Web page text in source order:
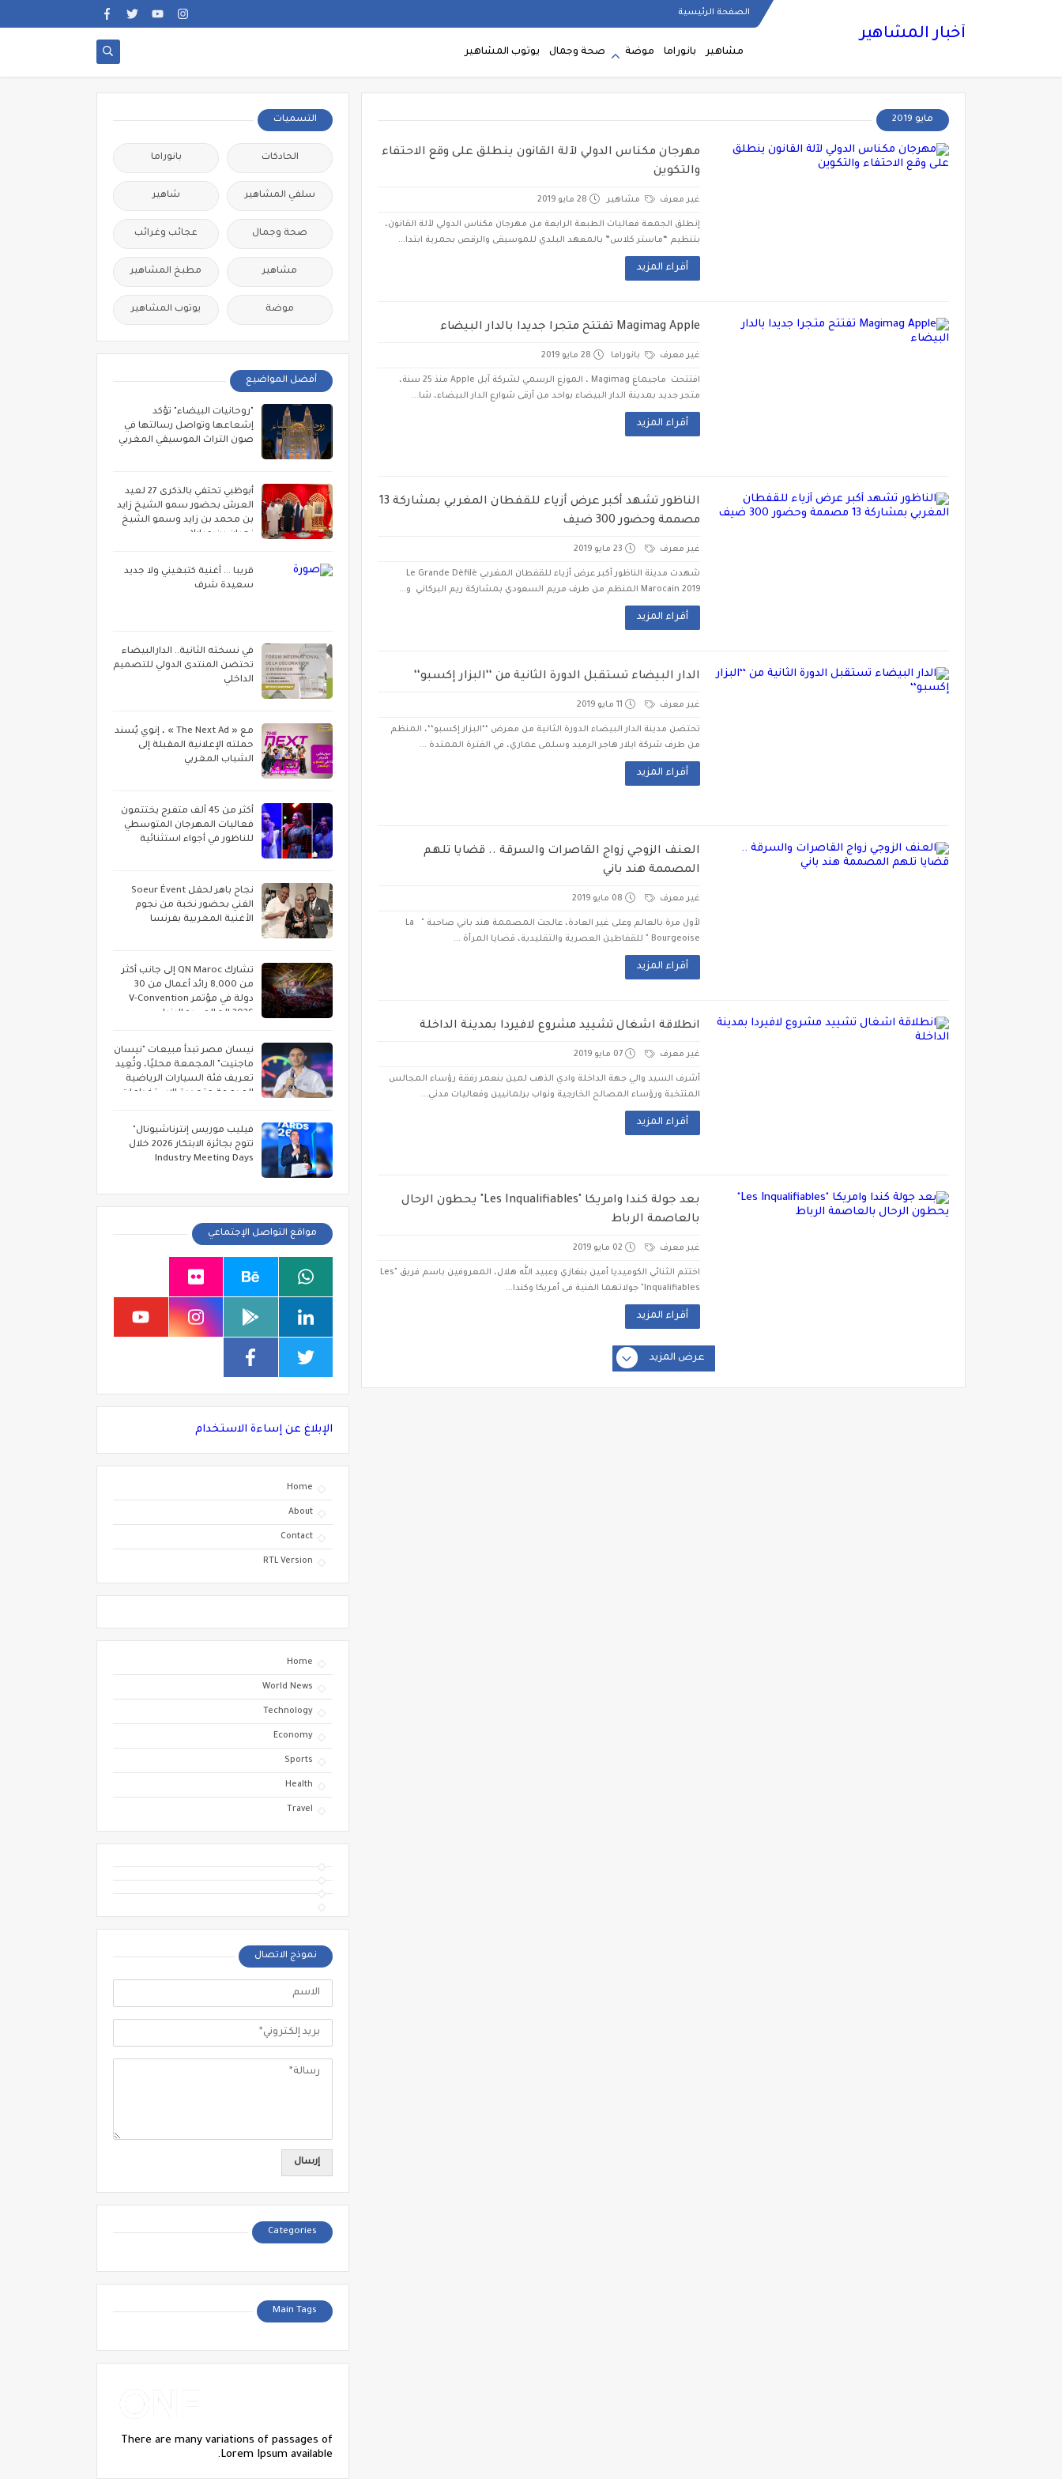
الصفحة الرئيسية
أخبار المشاهير
مشاهير بانوراما موضة صحة وجمال يوتوب المشاهير
مايو 2019
مهرجان مكناس الدولي لآلة القانون ينطلق على وقع الاحتفاء
والتكوين
غير معرف مشاهير 28 مايو 2019
إنطلق الجمعة فعاليات الطبعة الرابعة من مهرجان مكناس الدولي لآلة القانون،
بتنظيم “ماستر كلاس” بالمعهد البلدي للموسيقى والرقص بحمرية ابتدا...
أقراء المزيد
Magimag Apple تفتتح متجرا جديدا بالدار البيضاء
غير معرف بانوراما 28 مايو 2019
افتتحت ماجيماغ Magimag ، الموزع الرسمي لشركة آبل Apple منذ 25 سنة،
متجر جديد بمدينة الدار البيضاء بواحد من أرقى شوارع الدار البيضاء، شا...
أقراء المزيد
الناظور تشهد أكبر عرض أزياء للقفطان المغربي بمشاركة 13
مصممة وحضور 300 ضيف
غير معرف 23 مايو 2019
شهدت مدينة الناظور أكبر عرض أزياء للقفطان المغربي Le Grande Dèfilè
Marocain 2019 المنظم من طرف مريم السعودي بمشاركة ريم البركاني و...
أقراء المزيد
الدار البيضاء تستقبل الدورة الثانية من ‘‘البزار إكسبو‘‘
غير معرف 11 مايو 2019
تحتضن مدينة الدار البيضاء الدورة الثانية من معرض ‘‘البزار إكسبو‘‘، المنظم
من طرف شركة ايلار هاجر الرميد وسلمى عماري، في الفترة الممتدة ...
أقراء المزيد
العنف الزوجي زواج القاصرات والسرقة .. قضايا تلهم
المصممة هند باني
غير معرف 08 مايو 2019
لأول مرة بالعالم وعلى غير العادة، عالجت المصممة هند باني صاحبة " La
Bourgeoise " للقفاطين العصرية والتقليدية، قضايا المرأة ...
أقراء المزيد
انطلاقة اشغال تشييد مشروع لافيردا بمدينة الداخلة
غير معرف 07 مايو 2019
أشرف السيد والي جهة الداخلة وادي الذهب لمين بنعمر رفقة رؤساء المجالس
المنتخبة ورؤساء المصالح الخارجية ونواب برلمانيين وفعاليات مدني...
أقراء المزيد
بعد جولة كندا وامريكا "Les Inqualifiables" يحطون الرحال
بالعاصمة الرباط
غير معرف 02 مايو 2019
اختتم الثنائي الكوميديا أمين بنغازي وعبيد الله هلال، المعروفين باسم فريق "Les
Inqualifiables" جولاتهما الفنية فى أمريكا وكندا...
أقراء المزيد
عرض المزيد
التسميات
الحادكات بانوراما
سلفي المشاهير شاهير
صحة وجمال عجائب وغرائب
مشاهير مطبخ المشاهير
موضة يوتوب المشاهير
أفضل المواضيع
"روحانيات البيضاء" تؤكد
إشعاعها وتواصل رسالتها في
صون التراث الموسيقي المغربي
أبوظبي تحتفي بالذكرى 27 لعيد
العرش بحضور سمو الشيخ زايد
بن محمد بن زايد وسمو الشيخ
نهيان بن مبارك
قريبا ... أغنية كتبغيني ولا جديد
سعيدة شرف
في نسخته الثانية.. الدارالبيضاء
تحتضن المنتدى الدولي للتصميم
الداخلي
مع « The Next Ad » ، إنوي يُسند
حملته الإعلانية المقبلة إلى
الشباب المغربي
أكثر من 45 ألف متفرج يختتمون
فعاليات المهرجان المتوسطي
للناظور في أجواء استثنائية
نجاح باهر لحفل Soeur Évent
الفني بحضور نخبة من نجوم
الأغنية المغربية بفرنسا
تشارك QN Maroc إلى جانب أكثر
من 8,000 رائد أعمال من 30
دولة في مؤتمر V-Convention
2026 العالمي بماليزيا
نيسان مصر تبدأ مبيعات "نيسان
ماجنيت" المجمعة محليًا، وتُعِيد
تعريف فئة السيارات الرياضية
المدمجة متعددة الاستخدامات
فيليب موريس إنترناشيونال"
تتوج بجائزة الابتكار 2026 خلال
Industry Meeting Days
مواقع التواصل الإجتماعي
الإبلاغ عن إساءة الاستخدام
Home
About
Contact
RTL Version
Home
World News
Technology
Economy
Sports
Health
Travel
نموذج الاتصال
Categories
Main Tags
There are many variations of passages of
Lorem Ipsum available.